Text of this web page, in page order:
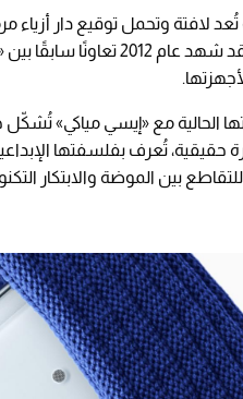
لافتة وتحمل توقيع دار أزياء
الحالية مع «إيسي مياكي» تُشكّل
حقيقية، تُعرف بفلسفتها
بين الموضة والابتكار